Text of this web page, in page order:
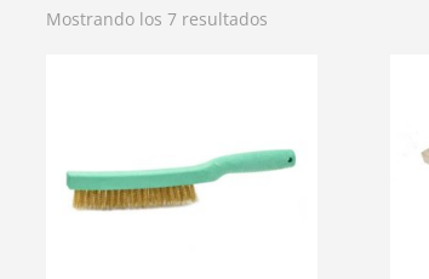
Mostrando los 7 resultados